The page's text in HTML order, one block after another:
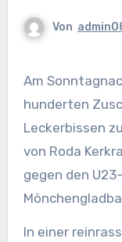
Von
Am Sonntagnachmittag hatten wir den
hunderten
Leckerbissen
von Roda
gegen den
In einer